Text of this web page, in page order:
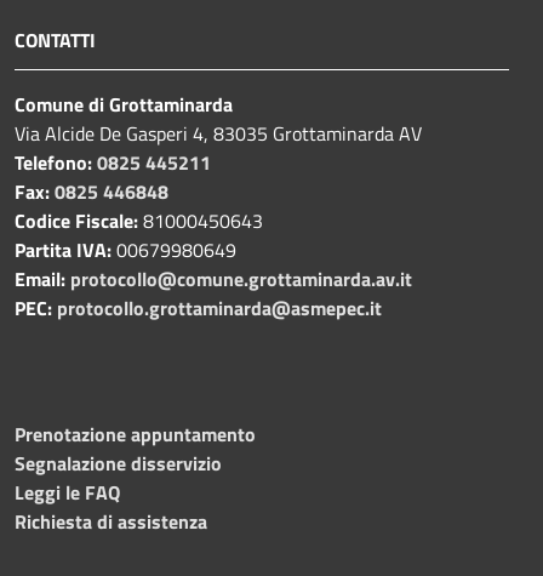
CONTATTI
Comune di Grottaminarda
Via Alcide De Gasperi 4, 83035 Grottaminarda AV
Telefono:0825 445211
Fax:0825 446848
Codice Fiscale:81000450643
Partita IVA:00679980649
Email: protocollo@comune.grottaminarda.av.it
PEC: protocollo.grottaminarda@asmepec.it
Prenotazione appuntamento
Segnalazione disservizio
Leggi le FAQ
Richiesta di assistenza